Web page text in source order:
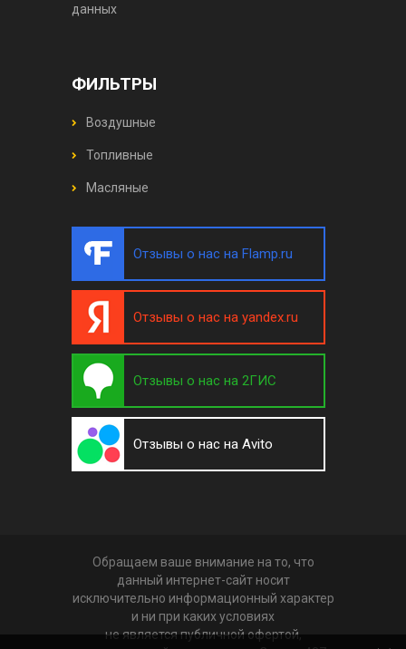
данных
ФИЛЬТРЫ
Воздушные
Топливные
Масляные
Отзывы о нас на Flamp.ru
Отзывы о нас на yandex.ru
Отзывы о нас на 2ГИС
Отзывы о нас на Avito
Обращаем ваше внимание на то, что
данный интернет-сайт носит
исключительно информационный характер
и ни при каких условиях
не является публичной офертой,